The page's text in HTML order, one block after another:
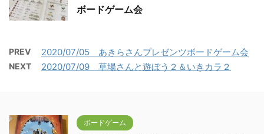
ボードゲーム会
PREV 2020/07/05 あきらさんプレゼンツボードゲーム会
NEXT 2020/07/09 草場さんと遊ぼう２＆いきカラ２
ボードゲーム